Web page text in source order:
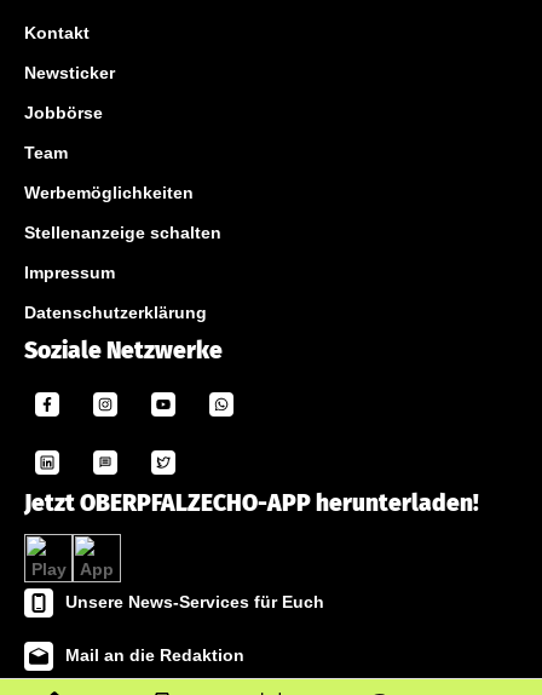
Kontakt
Newsticker
Jobbörse
Team
Werbemöglichkeiten
Stellenanzeige schalten
Impressum
Datenschutzerklärung
Soziale Netzwerke
Jetzt OBERPFALZECHO-APP herunterladen!
Unsere News-Services für Euch
Mail an die Redaktion